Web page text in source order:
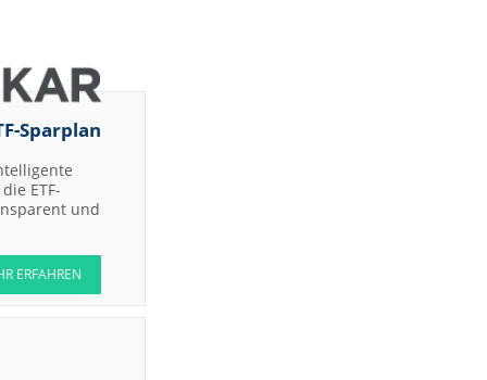
Sparplan
ETF-
und
ERFAHREN